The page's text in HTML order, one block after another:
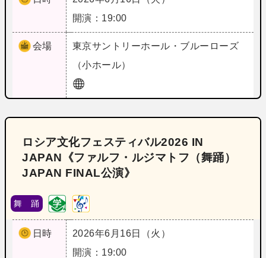
開演：19:00
会場 東京サントリーホール・ブルーローズ
（小ホール）
ロシア文化フェスティバル2026 IN
JAPAN《ファルフ・ルジマトフ（舞踊）
JAPAN FINAL公演》
舞 踊
日時
2026年6月16日（火）
開演：19:00